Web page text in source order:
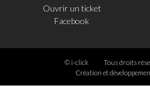
Ouvrir un ticket
Facebook
© i-click
Tous droits
Création et